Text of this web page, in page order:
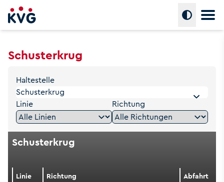
Schusterkrug
Haltestelle
Linie Richtung
Schusterkrug
Linie Richtung Abfahrt